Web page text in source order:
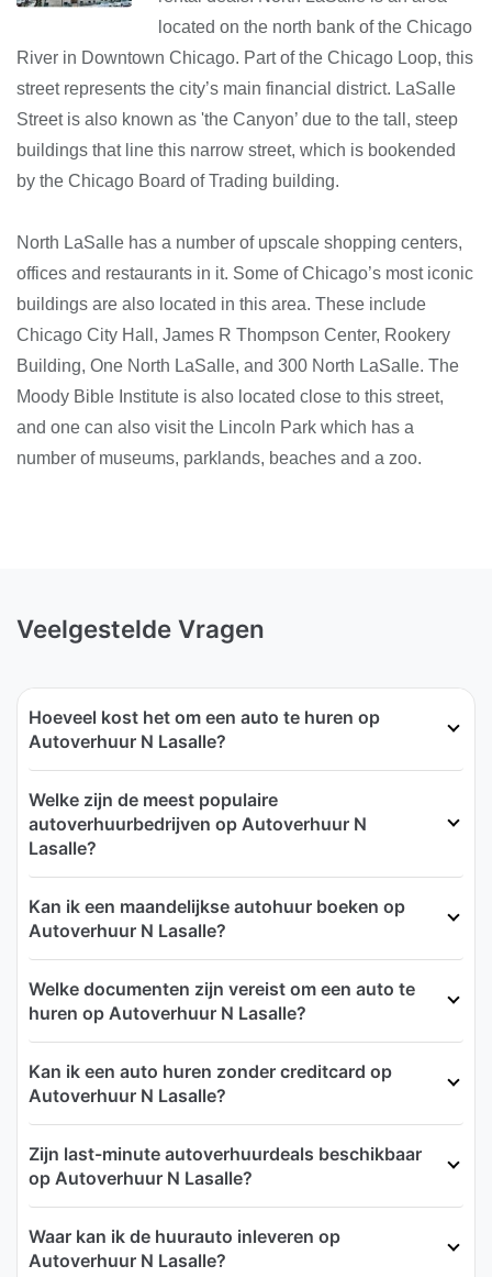
located on the north bank of the Chicago
River in Downtown Chicago. Part of the Chicago Loop, this
street represents the city’s main financial district. LaSalle
Street is also known as 'the Canyon’ due to the tall, steep
buildings that line this narrow street, which is bookended
by the Chicago Board of Trading building.
North LaSalle has a number of upscale shopping centers,
offices and restaurants in it. Some of Chicago’s most iconic
buildings are also located in this area. These include
Chicago City Hall, James R Thompson Center, Rookery
Building, One North LaSalle, and 300 North LaSalle. The
Moody Bible Institute is also located close to this street,
and one can also visit the Lincoln Park which has a
number of museums, parklands, beaches and a zoo.
Veelgestelde Vragen
Hoeveel kost het om een auto te huren op
Autoverhuur N Lasalle?
Welke zijn de meest populaire
autoverhuurbedrijven op Autoverhuur N
Lasalle?
Kan ik een maandelijkse autohuur boeken op
Autoverhuur N Lasalle?
Welke documenten zijn vereist om een auto te
huren op Autoverhuur N Lasalle?
Kan ik een auto huren zonder creditcard op
Autoverhuur N Lasalle?
Zijn last-minute autoverhuurdeals beschikbaar
op Autoverhuur N Lasalle?
Waar kan ik de huurauto inleveren op
Autoverhuur N Lasalle?